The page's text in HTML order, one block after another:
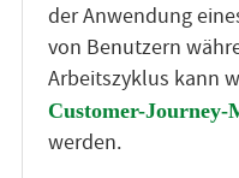
der Anwendung
von Benutzern
Arbeitszyklus kann
Customer-Journey-
werden.